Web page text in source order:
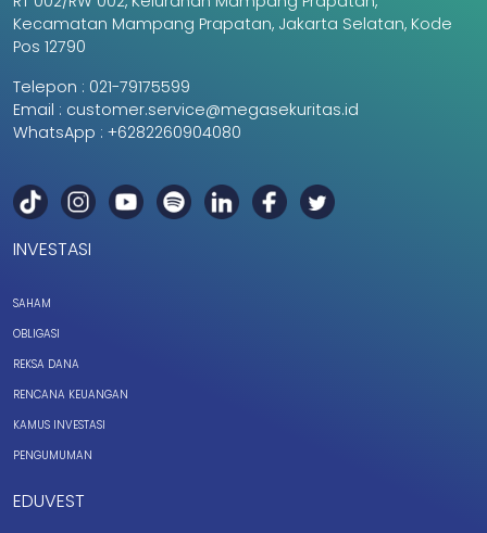
Kecamatan Mampang Prapatan, Jakarta Selatan, Kode
Pos 12790
Telepon : 021-79175599
Email : customer.service@megasekuritas.id
WhatsApp : +6282260904080
INVESTASI
SAHAM
OBLIGASI
REKSA DANA
RENCANA KEUANGAN
KAMUS INVESTASI
PENGUMUMAN
EDUVEST